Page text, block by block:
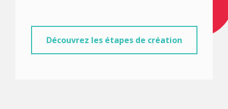
Découvrez les étapes de création